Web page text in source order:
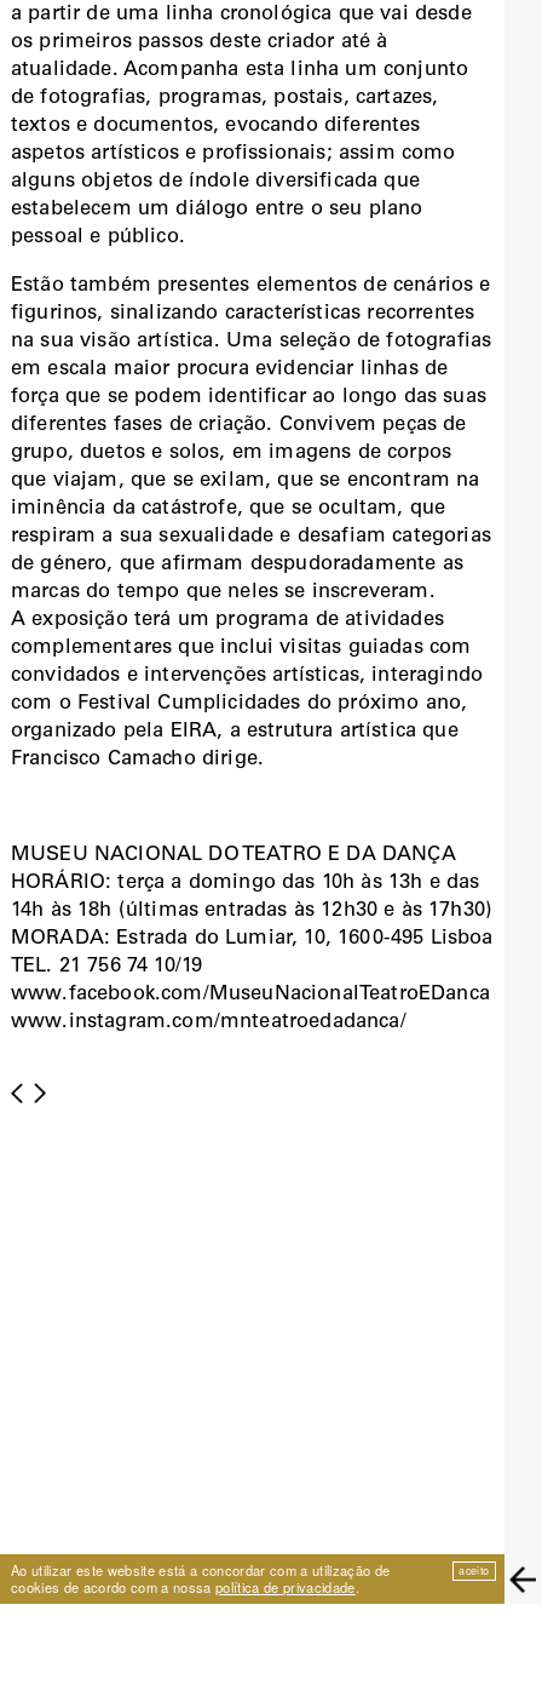
a partir de uma linha cronológica que vai desde
os primeiros passos deste criador até à
atualidade. Acompanha esta linha um conjunto
de fotografias, programas, postais, cartazes,
textos e documentos, evocando diferentes
aspetos artísticos e profissionais; assim como
alguns objetos de índole diversificada que
estabelecem um diálogo entre o seu plano
pessoal e público.
Estão também presentes elementos de cenários e
figurinos, sinalizando características recorrentes
na sua visão artística. Uma seleção de fotografias
em escala maior procura evidenciar linhas de
força que se podem identificar ao longo das suas
diferentes fases de criação. Convivem peças de
grupo, duetos e solos, em imagens de corpos
que viajam, que se exilam, que se encontram na
iminência da catástrofe, que se ocultam, que
respiram a sua sexualidade e desafiam categorias
de género, que afirmam despudoradamente as
marcas do tempo que neles se inscreveram.
A exposição terá um programa de atividades
complementares que inclui visitas guiadas com
convidados e intervenções artísticas, interagindo
com o Festival Cumplicidades do próximo ano,
organizado pela EIRA, a estrutura artística que
Francisco Camacho dirige.
MUSEU NACIONAL DO TEATRO E DA DANÇA
HORÁRIO: terça a domingo das 10h às 13h e das
14h às 18h (últimas entradas às 12h30 e às 17h30)
MORADA: Estrada do Lumiar, 10, 1600-495 Lisboa
TEL. 21 756 74 10/19
www.facebook.com/MuseuNacionalTeatroEDanca
www.instagram.com/mnteatroedadanca/
Ao utilizar este website está a concordar com a utilização de
cookies de acordo com a nossapolítica de privacidade.
aceito